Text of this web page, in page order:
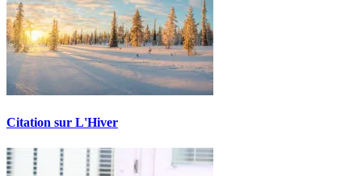
Citation sur L'Hiver